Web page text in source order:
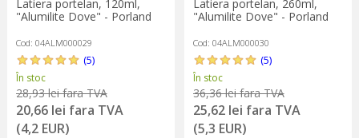
Latiera portelan, 120ml,
"Alumilite Dove" - Porland
Cod: 04ALM000029
(5)
În stoc
28,93 lei fara TVA
20,66 lei fara TVA
(4,2 EUR)
Latiera portelan, 260ml,
"Alumilite Dove" - Porland
Cod: 04ALM000030
(5)
În stoc
36,36 lei fara TVA
25,62 lei fara TVA
(5,3 EUR)